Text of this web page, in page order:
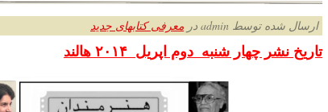
ارسال شده توسط admin در معرفی کتابهای جدید
تاریخ نشر چهار شنبه دوم اپریل ۲۰۱۴ هالند